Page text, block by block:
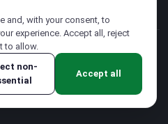
права защищены
·Условия использования
and, with your consent, to
experience. Accept all, reject
to allow.
non-
Accept all